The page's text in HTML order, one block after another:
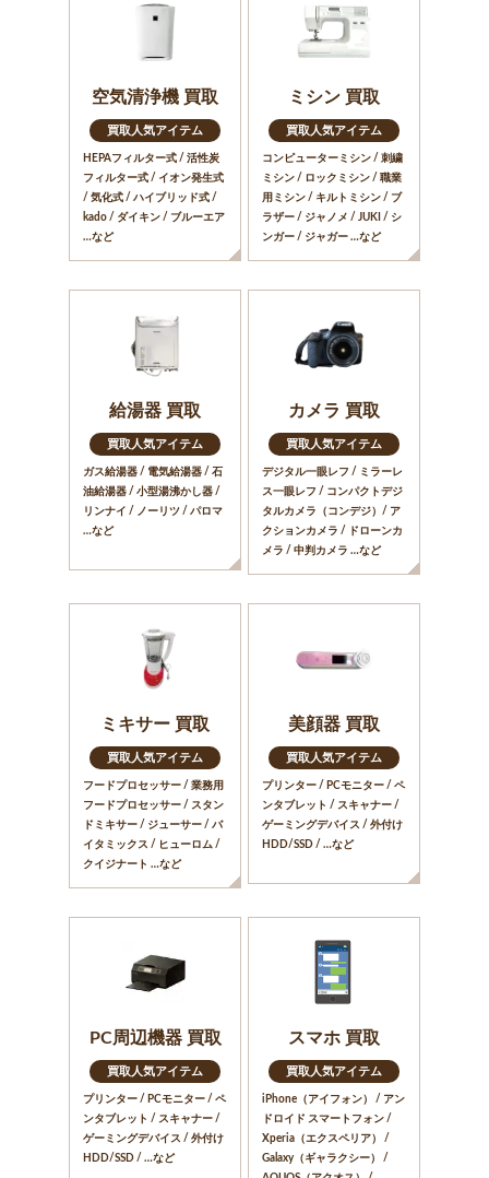
空気清浄機 買取
買取人気アイテム
HEPAフィルター式 / 活性炭
フィルター式 / イオン発生式
/ 気化式 / ハイブリッド式 /
kado / ダイキン / ブルーエア
…など
ミシン 買取
買取人気アイテム
コンピューターミシン / 刺繍
ミシン / ロックミシン / 職業
用ミシン / キルトミシン / ブ
ラザー / ジャノメ / JUKI / シ
ンガー / ジャガー …など
給湯器 買取
買取人気アイテム
ガス給湯器 / 電気給湯器 / 石
油給湯器 / 小型湯沸かし器 /
リンナイ / ノーリツ / パロマ
…など
カメラ 買取
買取人気アイテム
デジタル一眼レフ / ミラーレ
ス一眼レフ / コンパクトデジ
タルカメラ（コンデジ）/ ア
クションカメラ / ドローンカ
メラ / 中判カメラ …など
ミキサー 買取
買取人気アイテム
フードプロセッサー / 業務用
フードプロセッサー / スタン
ドミキサー / ジューサー / バ
イタミックス / ヒューロム /
クイジナート …など
美顔器 買取
買取人気アイテム
プリンター / PCモニター / ペ
ンタブレット / スキャナー /
ゲーミングデバイス / 外付け
HDD/SSD / …など
PC周辺機器 買取
買取人気アイテム
プリンター / PCモニター / ペ
ンタブレット / スキャナー /
ゲーミングデバイス / 外付け
HDD/SSD / …など
スマホ 買取
買取人気アイテム
iPhone（アイフォン） / アン
ドロイド スマートフォン /
Xperia（エクスペリア） /
Galaxy（ギャラクシー） /